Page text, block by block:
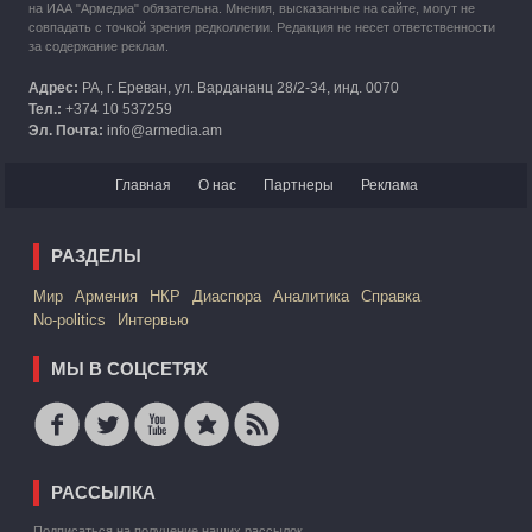
на ИАА "Армедиа" обязательна. Мнения, высказанные на сайте, могут не
совпадать с точкой зрения редколлегии. Редакция не несет ответственности
за содержание реклам.
Адрес: РА, г. Ереван, ул. Вардананц 28/2-34, инд. 0070
Тел.: +374 10 537259
Эл. Почта: info@armedia.am
Главная О нас Партнеры Реклама
РАЗДЕЛЫ
Mир Армения НКР Диаспора Аналитика
Справка
No-politics
Интервью
МЫ В СОЦСЕТЯХ
РАССЫЛКА